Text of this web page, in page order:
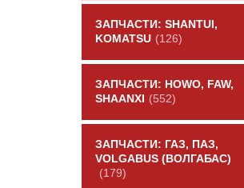
ЗАПЧАСТИ: SHANTUI,
KOMATSU (126)
ЗАПЧАСТИ: HOWO, FAW,
SHAANXI
(552)
ЗАПЧАСТИ: ГАЗ, ПАЗ,
VOLGABUS (ВОЛГАБАС)
(179)